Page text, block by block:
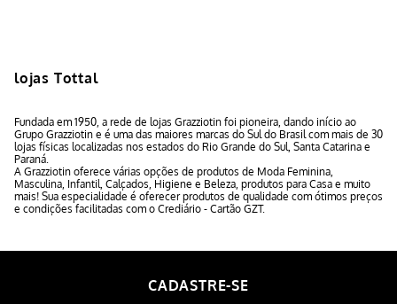
lojas Tottal
Fundada em 1950, a rede de lojas Grazziotin foi pioneira, dando início ao
Grupo Grazziotin e é uma das maiores marcas do Sul do Brasil com mais de 30
lojas físicas localizadas nos estados do Rio Grande do Sul, Santa Catarina e
Paraná.
A Grazziotin oferece várias opções de produtos de Moda Feminina,
Masculina, Infantil, Calçados, Higiene e Beleza, produtos para Casa e muito
mais! Sua especialidade é oferecer produtos de qualidade com ótimos preços
e condições facilitadas com o Crediário - Cartão GZT.
CADASTRE-SE